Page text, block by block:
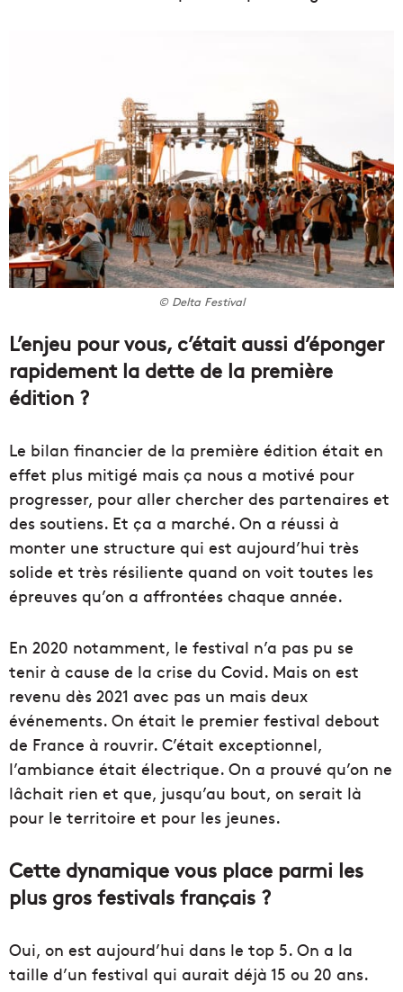
© Delta Festival
L’enjeu pour vous, c’était aussi d’éponger
rapidement la dette de la première
édition ?
Le bilan financier de la première édition était en
effet plus mitigé mais ça nous a motivé pour
progresser, pour aller chercher des partenaires et
des soutiens. Et ça a marché. On a réussi à
monter une structure qui est aujourd’hui très
solide et très résiliente quand on voit toutes les
épreuves qu’on a affrontées chaque année.
En 2020 notamment, le festival n’a pas pu se
tenir à cause de la crise du Covid. Mais on est
revenu dès 2021 avec pas un mais deux
événements. On était le premier festival debout
de France à rouvrir. C’était exceptionnel,
l’ambiance était électrique. On a prouvé qu’on ne
lâchait rien et que, jusqu’au bout, on serait là
pour le territoire et pour les jeunes.
Cette dynamique vous place parmi les
plus gros festivals français ?
Oui, on est aujourd’hui dans le top 5. On a la
taille d’un festival qui aurait déjà 15 ou 20 ans.